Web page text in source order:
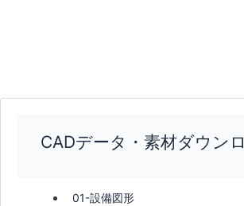
CADデータ・素材ダウン
01-設備図形